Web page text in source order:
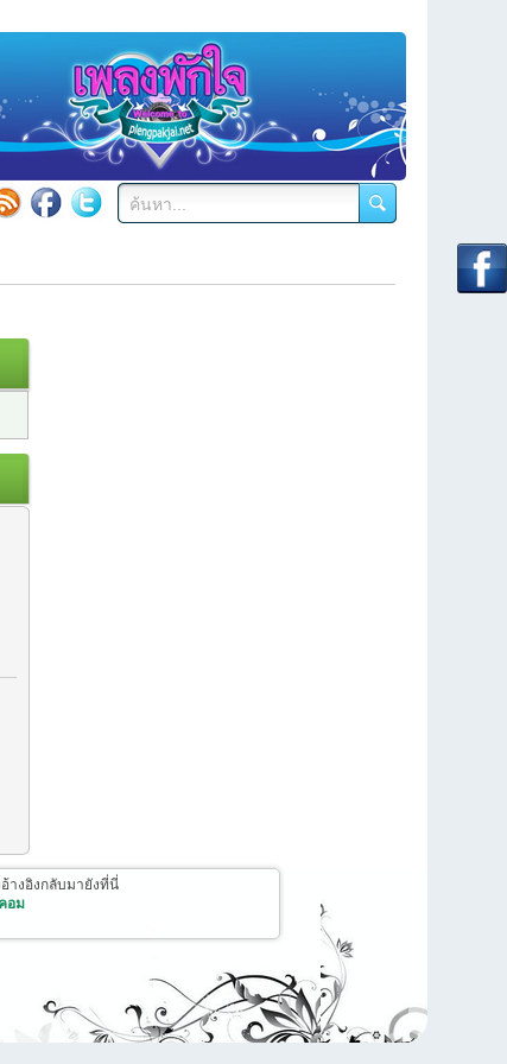
างอิงกลับมายังที่นี่
อม